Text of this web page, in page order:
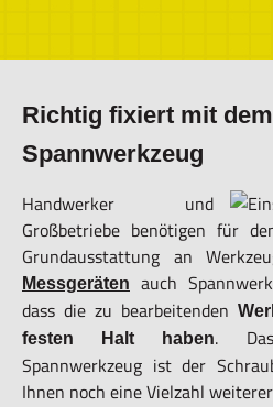
Richtig fixiert mit
Spannwerkzeug
Handwerker und
Großbetriebe benötigen für
Grundausstattung an
Messgeräten
auch
dass die zu bearbeitenden
festen Halt haben.
Spannwerkzeug ist der
Ihnen noch eine Vielzahl